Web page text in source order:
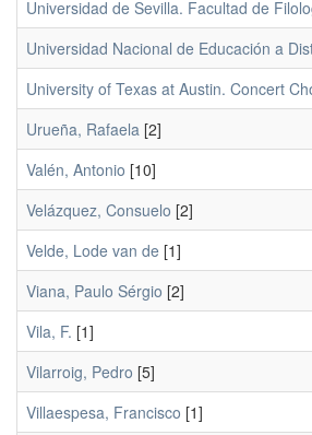
Universidad de Sevilla. Facultad de
Universidad Nacional de Educación a
University of Texas at Austin. Concert
Urueña, Rafaela [2]
Valén, Antonio [10]
Velázquez, Consuelo [2]
Velde, Lode van de [1]
Viana, Paulo Sérgio [2]
Vila, F. [1]
Vilarroig, Pedro [5]
Villaespesa, Francisco [1]